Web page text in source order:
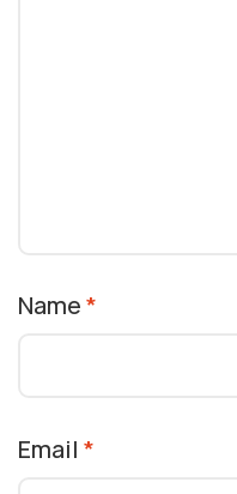
Name*
Email *